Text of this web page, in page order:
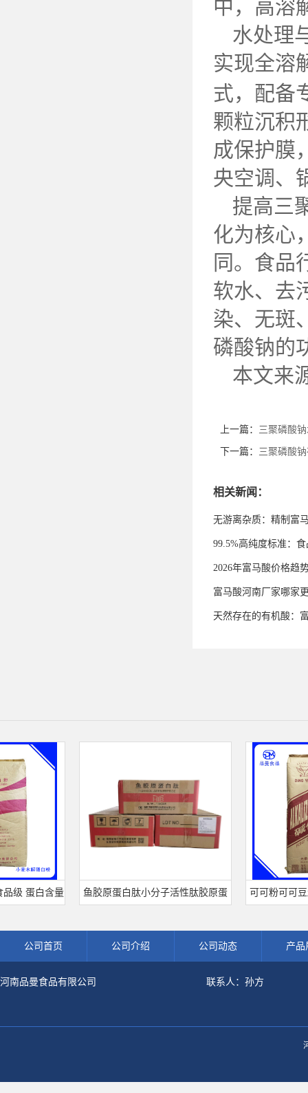
中，高溶
水处理
实现全溶
式，配备
颗粒沉积
成保护膜
央空调、
提高三
化为核心
同。食品
软水、去
染、无斑
磷酸钠的
本文来
上一篇： 三聚磷酸
下一篇： 三聚磷酸
相关新闻：
无游离杂质：精制富
99.5%高纯度标准：
2026年富马酸价格趋
富马酸河南厂家哪家
天然存在的有机酸：
蛋白含量 鱼胶原蛋白肽小分子活性肽胶原蛋 可可粉可可豆超
公司首页 公司介绍 公司动态 产品
河南品曼食品有限公司 联系人：孙方